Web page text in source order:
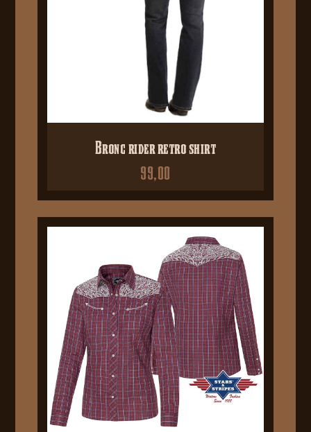
Bronc rider retro shirt
99,00